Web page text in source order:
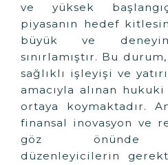
ve yüksek
piyasanın hedef
büyük ve
sınırlamıştır. Bu
sağlıklı işleyişi ve
amacıyla alınan
ortaya koymaktadır.
finansal inovasyon ve
göz önünde
düzenleyicilerin